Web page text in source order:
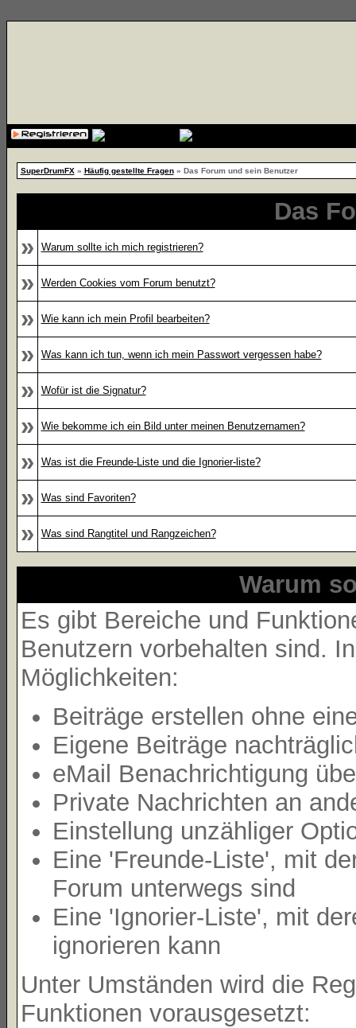
SuperDrumFX» Häufig gestellte Fragen» Das Forum und sein Benutzer
Das
»
Warum sollte ich mich registrieren?
» Werden Cookies vom Forum benutzt?
» Wie kann ich mein Profil bearbeiten?
» Was kann ich tun, wenn ich mein Passwort vergessen habe?
» Wofür ist die Signatur?
» Wie bekomme ich ein Bild unter meinen Benutzernamen?
» Was ist die Freunde-Liste und die Ignorier-liste?
» Was sind Favoriten?
» Was sind Rangtitel und Rangzeichen?
Warum
Es gibt Bereiche und
Benutzern vorbehalten sind.
Möglichkeiten:
Beiträge erstellen ohne
Eigene Beiträge
eMail Benachrichtigung
Private Nachrichten an
Einstellung unzähliger
Eine 'Freunde-Liste', mit
Forum unterwegs sind
Eine 'Ignorier-Liste', mit
ignorieren kann
Unter Umständen wird die
Funktionen vorausgesetzt: